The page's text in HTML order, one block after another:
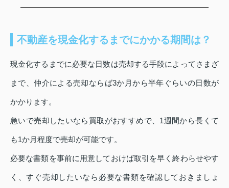
不動産を現金化するまでにかかる期間は？
現金化するまでに必要な日数は売却する手段によってさまざ
まで、仲介による売却ならば3か月から半年ぐらいの日数が
かかります。
急いで売却したいなら買取がおすすめで、1週間から長くて
も1か月程度で売却が可能です。
必要な書類を事前に用意しておけば取引を早く終わらせやす
く、すぐ売却したいなら必要な書類を確認しておきましょ